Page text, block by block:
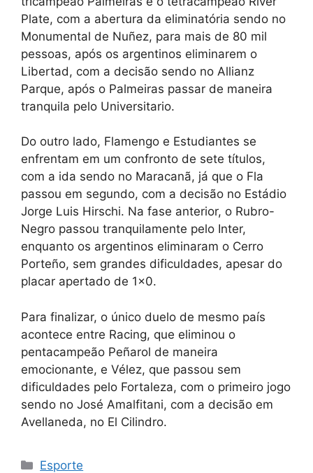
Plate, com a abertura da eliminatória sendo no
Monumental de Nuñez, para mais de 80 mil
pessoas, após os argentinos eliminarem o
Libertad, com a decisão sendo no Allianz
Parque, após o Palmeiras passar de maneira
tranquila pelo Universitario.
Do outro lado, Flamengo e Estudiantes se
enfrentam em um confronto de sete títulos,
com a ida sendo no Maracanã, já que o Fla
passou em segundo, com a decisão no Estádio
Jorge Luis Hirschi. Na fase anterior, o Rubro-
Negro passou tranquilamente pelo Inter,
enquanto os argentinos eliminaram o Cerro
Porteño, sem grandes dificuldades, apesar do
placar apertado de 1×0.
Para finalizar, o único duelo de mesmo país
acontece entre Racing, que eliminou o
pentacampeão Peñarol de maneira
emocionante, e Vélez, que passou sem
dificuldades pelo Fortaleza, com o primeiro jogo
sendo no José Amalfitani, com a decisão em
Avellaneda, no El Cilindro.
Categorias
Esporte